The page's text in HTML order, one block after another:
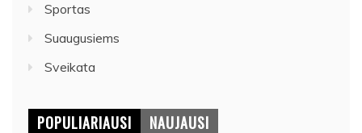
Sportas
Suaugusiems
Sveikata
POPULIARIAUSI NAUJAUSI